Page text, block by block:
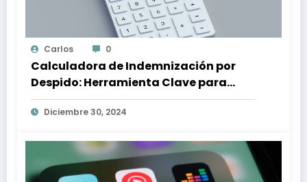
Carlos 0
Calculadora de Indemnización por
Despido: Herramienta Clave para
Proteger tus Derechos Laborales
Diciembre 30, 2024